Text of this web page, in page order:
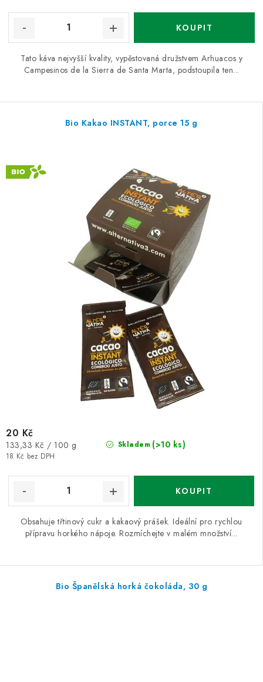
Tato káva nejvyšší kvality, vypěstovaná družstvem Arhuacos y
Campesinos de la Sierra de Santa Marta, podstoupila ten...
Bio Kakao INSTANT, porce 15 g
Skladem (>10 ks)
18 Kč bez DPH
20 Kč
Měrná
cena:
133,33 Kč / 100 g
Obsahuje třtinový cukr a kakaový prášek. Ideální pro rychlou
přípravu horkého nápoje. Rozmíchejte v malém množství...
Bio Španělská horká čokoláda, 30 g